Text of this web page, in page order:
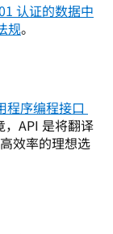
认证的数据中
规。
程序编程接口
API 是将翻译
效率的理想选